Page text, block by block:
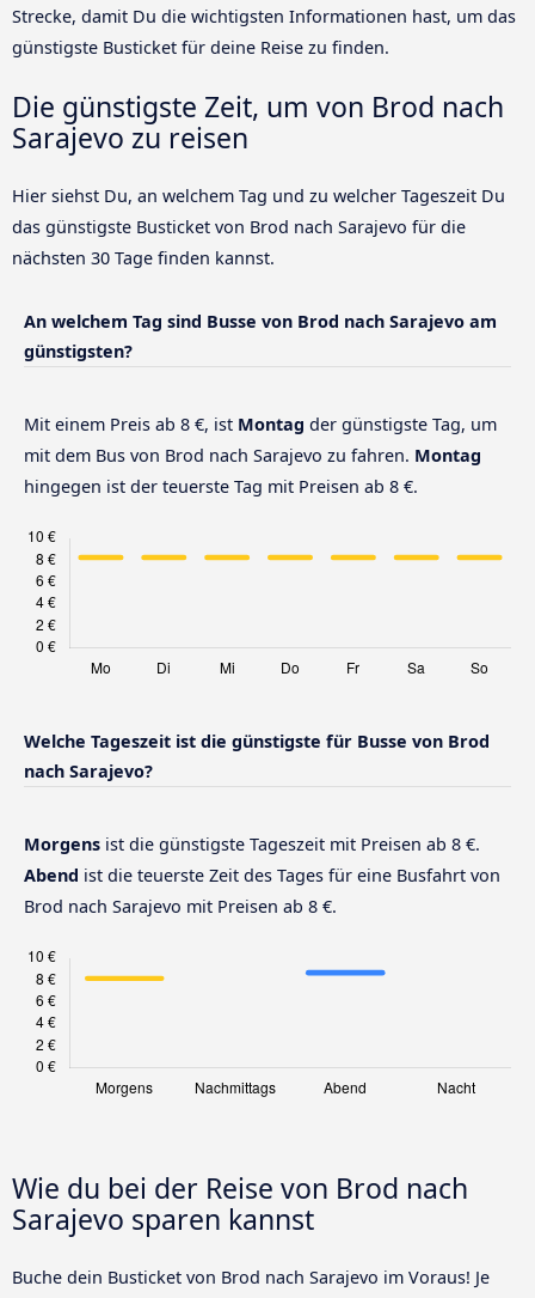
Strecke, damit Du die wichtigsten Informationen hast, um das
günstigste Busticket für deine Reise zu finden.
Die günstigste Zeit, um von Brod nach
Sarajevo zu reisen
Hier siehst Du, an welchem Tag und zu welcher Tageszeit Du
das günstigste Busticket von Brod nach Sarajevo für die
nächsten 30 Tage finden kannst.
An welchem Tag sind Busse von Brod nach Sarajevo am
günstigsten?
Mit einem Preis ab 8 €, ist Montag der günstigste Tag, um
mit dem Bus von Brod nach Sarajevo zu fahren. Montag
hingegen ist der teuerste Tag mit Preisen ab 8 €.
Welche Tageszeit ist die günstigste für Busse von Brod
nach Sarajevo?
Morgens ist die günstigste Tageszeit mit Preisen ab 8 €.
Abend ist die teuerste Zeit des Tages für eine Busfahrt von
Brod nach Sarajevo mit Preisen ab 8 €.
Wie du bei der Reise von Brod nach
Sarajevo sparen kannst
Buche dein Busticket von Brod nach Sarajevo im Voraus! Je